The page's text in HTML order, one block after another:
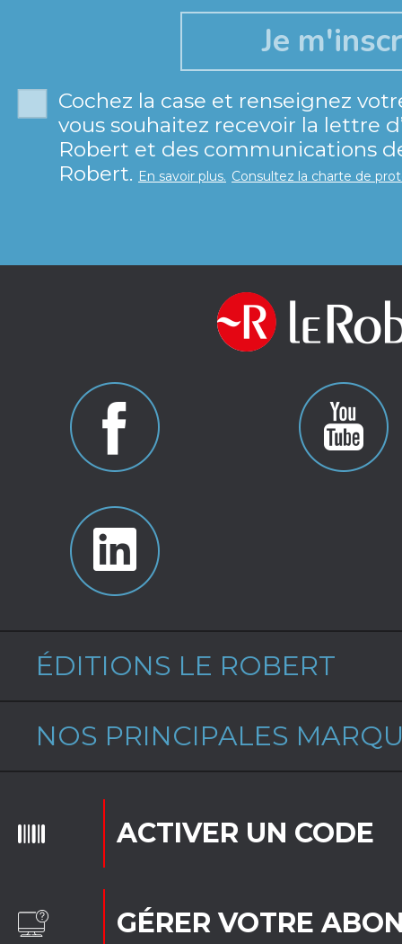
Cochez la case et renseignez
vous souhaitez recevoir la lettre
Robert et des communications
Robert. En savoir plus. Consultez la charte de
ÉDITIONS LE ROBERT
NOS PRINCIPALES
ACTIVER UN CODE
GÉRER VOTRE